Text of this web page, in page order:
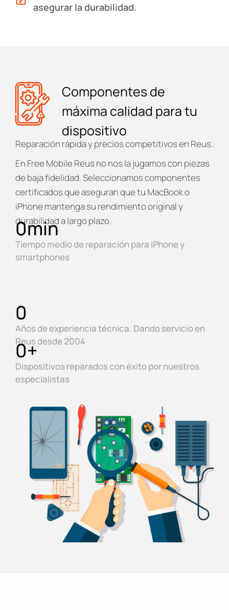
asegurar la durabilidad.
Componentes de
máxima calidad para tu
dispositivo
Reparación rápida y precios competitivos en Reus.
En Free Mobile Reus no nos la jugamos con piezas
de baja fidelidad. Seleccionamos componentes
certificados que aseguran que tu MacBook o
iPhone mantenga su rendimiento original y
durabilidad a largo plazo.
Tiempo medio de reparación para iPhone y
smartphones
0min
Años de experiencia técnica. Dando servicio en
Reus desde 2004
0
Dispositivos reparados con éxito por nuestros
especialistas
0+